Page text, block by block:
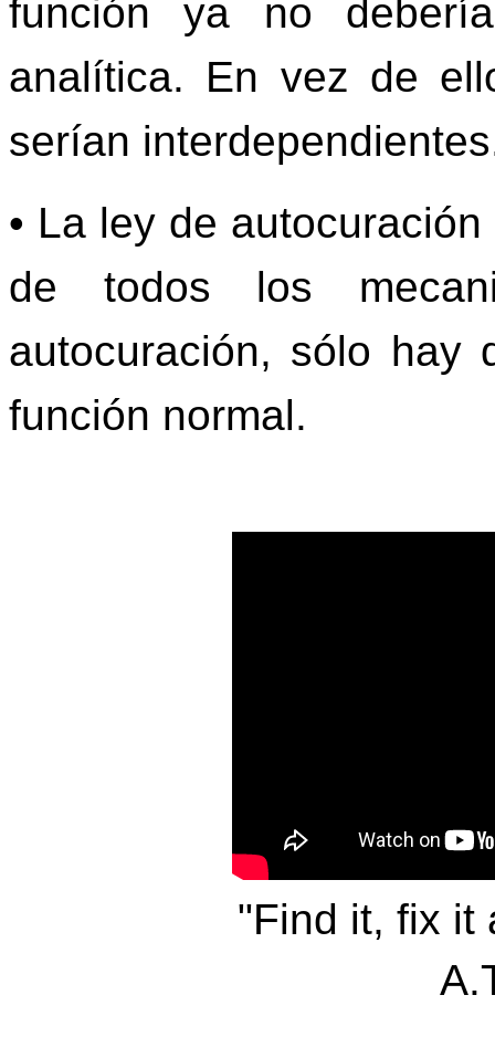
función ya no
analítica. En vez de
serían
• La ley de
de todos los
autocuración, sólo hay
función normal.
"Find it, fix it